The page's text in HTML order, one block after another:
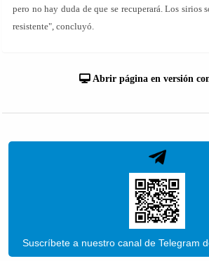
pero no hay duda de que se recuperará. Los sirios
resistente", concluyó.
Abrir página en versión
Suscríbete a nuestro canal de Telegram